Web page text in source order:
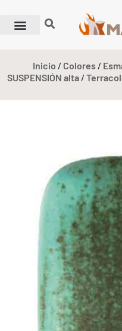
Inicio / Colores /
SUSPENSIÓN alta /